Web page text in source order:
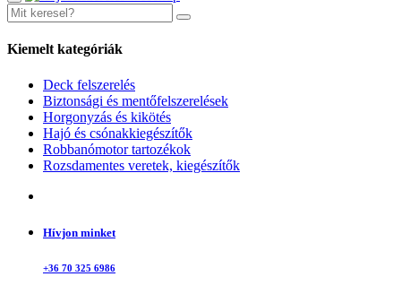
Kiemelt kategóriák
Deck felszerelés
Biztonsági és mentőfelszerelések
Horgonyzás és kikötés
Hajó és csónakkiegészítők
Robbanómotor tartozékok
Rozsdamentes veretek, kiegészítők
Hívjon minket
+36 70 325 6986